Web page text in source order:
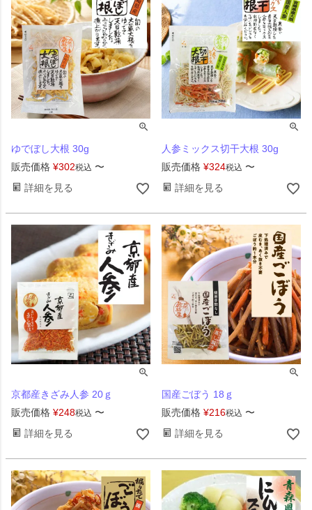
ゆでぼし大根 30g
販売価格 ¥302税込 〜
詳細を見る
人参ミックス切干大根 30g
販売価格 ¥324税込 〜
詳細を見る
京都産きざみ人参 20ｇ
販売価格 ¥248税込 〜
詳細を見る
国産ごぼう 18ｇ
販売価格 ¥216税込 〜
詳細を見る